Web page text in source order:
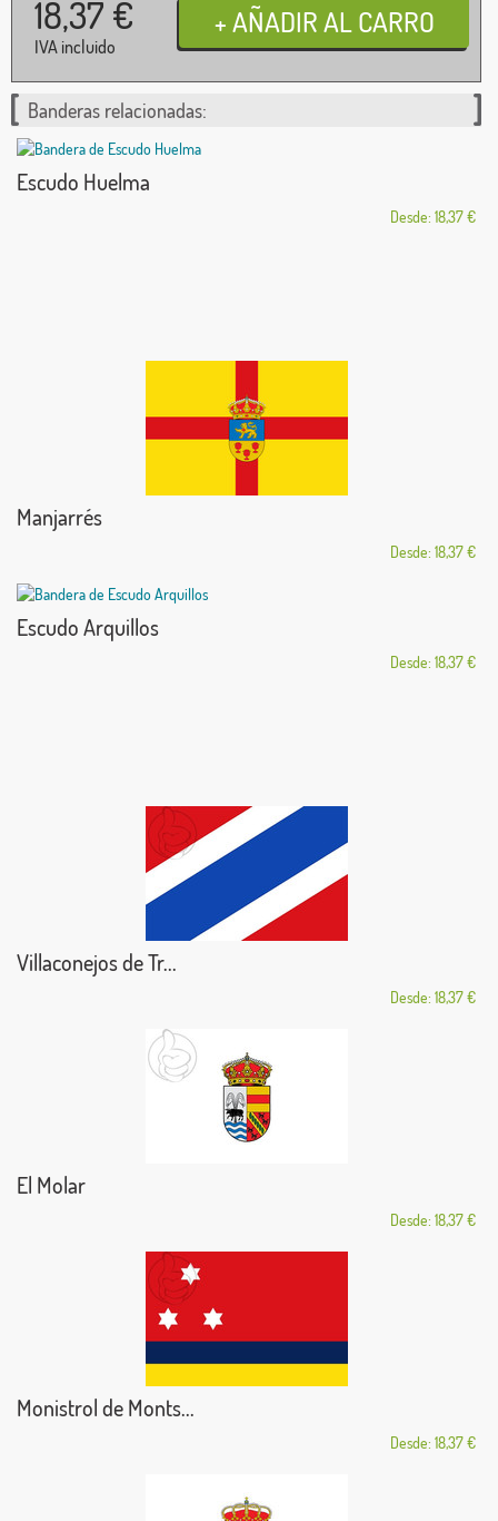
18,37 €
IVA incluido
Banderas relacionadas:
Escudo Huelma
Desde: 18,37 €
Manjarrés
Desde: 18,37 €
Escudo Arquillos
Desde: 18,37 €
Villaconejos de Tr...
Desde: 18,37 €
El Molar
Desde: 18,37 €
Monistrol de Monts...
Desde: 18,37 €